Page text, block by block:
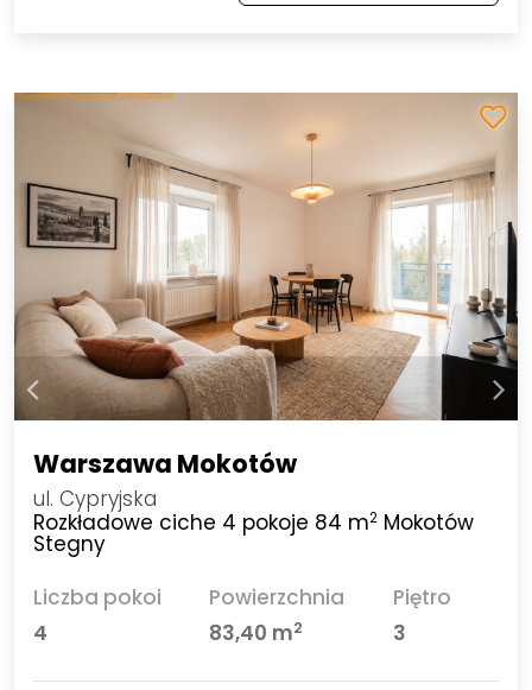
Warszawa Mokotów
ul. Cypryjska
Rozkładowe ciche 4 pokoje 84 m2Mokotów
Stegny
Liczba pokoi
4
Powierzchnia
83,40 m2
Piętro
3